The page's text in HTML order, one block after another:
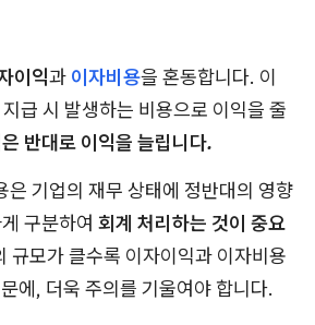
이익과 이자비용을 혼동합니다. 이
급 시 발생하는 비용으로 이익을 줄
반대로 이익을 늘립니다.
은 기업의 재무 상태에 정반대의 영향
구분하여 회계 처리하는 것이 중요
규모가 클수록 이자이익과 이자비용
에, 더욱 주의를 기울여야 합니다.